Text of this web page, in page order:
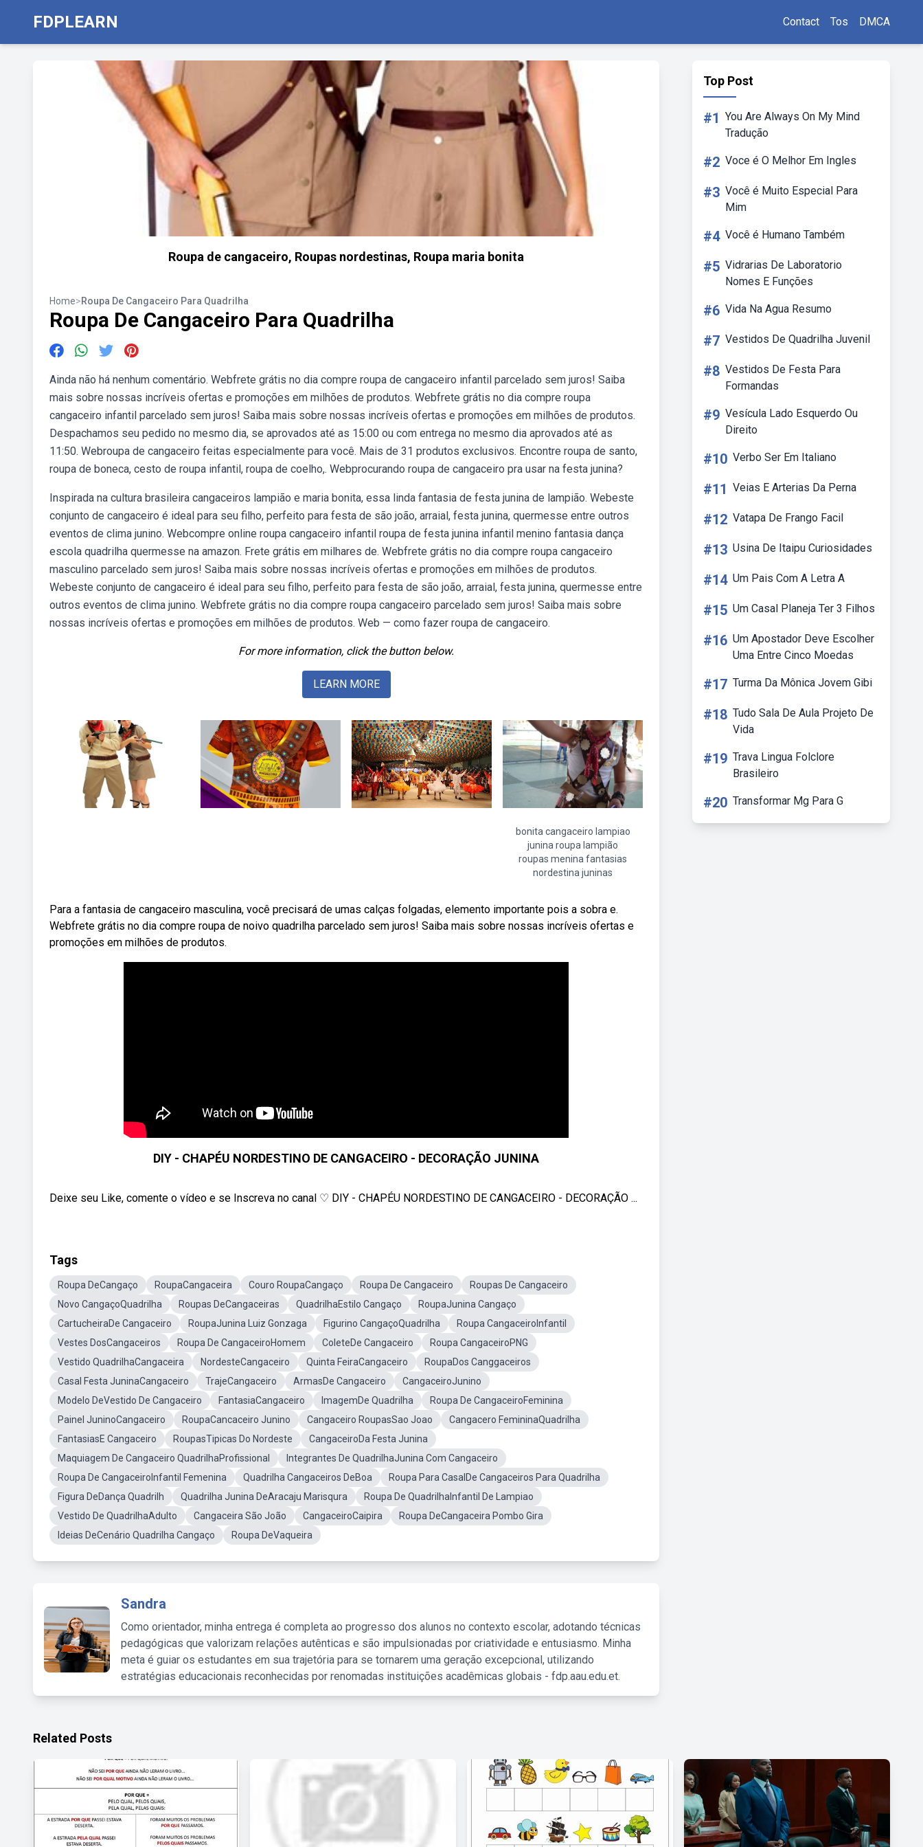
FDPLEARN Contact Tos DMCA
Roupa de cangaceiro, Roupas nordestinas, Roupa maria bonita
Home>Roupa De Cangaceiro Para Quadrilha
Roupa De Cangaceiro Para Quadrilha
Ainda não há nenhum comentário. Webfrete grátis no dia compre roupa de cangaceiro infantil parcelado sem juros! Saiba
mais sobre nossas incríveis ofertas e promoções em milhões de produtos. Webfrete grátis no dia compre roupa
cangaceiro infantil parcelado sem juros! Saiba mais sobre nossas incríveis ofertas e promoções em milhões de produtos.
Despachamos seu pedido no mesmo dia, se aprovados até as 15:00 ou com entrega no mesmo dia aprovados até as
11:50. Webroupa de cangaceiro feitas especialmente para você. Mais de 31 produtos exclusivos. Encontre roupa de santo,
roupa de boneca, cesto de roupa infantil, roupa de coelho,. Webprocurando roupa de cangaceiro pra usar na festa junina?
Inspirada na cultura brasileira cangaceiros lampião e maria bonita, essa linda fantasia de festa junina de lampião. Webeste
conjunto de cangaceiro é ideal para seu filho, perfeito para festa de são joão, arraial, festa junina, quermesse entre outros
eventos de clima junino. Webcompre online roupa cangaceiro infantil roupa de festa junina infantil menino fantasia dança
escola quadrilha quermesse na amazon. Frete grátis em milhares de. Webfrete grátis no dia compre roupa cangaceiro
masculino parcelado sem juros! Saiba mais sobre nossas incríveis ofertas e promoções em milhões de produtos.
Webeste conjunto de cangaceiro é ideal para seu filho, perfeito para festa de são joão, arraial, festa junina, quermesse entre
outros eventos de clima junino. Webfrete grátis no dia compre roupa cangaceiro parcelado sem juros! Saiba mais sobre
nossas incríveis ofertas e promoções em milhões de produtos. Web — como fazer roupa de cangaceiro.
For more information, click the button below.
LEARN MORE
bonita cangaceiro lampiao
junina roupa lampião
roupas menina fantasias
nordestina juninas
Para a fantasia de cangaceiro masculina, você precisará de umas calças folgadas, elemento importante pois a sobra e.
Webfrete grátis no dia compre roupa de noivo quadrilha parcelado sem juros! Saiba mais sobre nossas incríveis ofertas e
promoções em milhões de produtos.
DIY - CHAPÉU NORDESTINO DE CANGACEIRO - DECORAÇÃO JUNINA
Deixe seu Like, comente o vídeo e se Inscreva no canal ♡ DIY - CHAPÉU NORDESTINO DE CANGACEIRO - DECORAÇÃO ...
Tags
Roupa DeCangaço RoupaCangaceira Couro RoupaCangaço Roupa De Cangaceiro
Roupas De Cangaceiro
Novo CangaçoQuadrilha
Roupas DeCangaceiras QuadrilhaEstilo Cangaço
RoupaJunina Cangaço
CartucheiraDe Cangaceiro
RoupaJunina Luiz Gonzaga Figurino CangaçoQuadrilha
Roupa CangaceiroInfantil
Vestes DosCangaceiros
Roupa De CangaceiroHomem ColeteDe Cangaceiro
Roupa CangaceiroPNG
Vestido QuadrilhaCangaceira
NordesteCangaceiro Quinta FeiraCangaceiro
RoupaDos Canggaceiros
Casal Festa JuninaCangaceiro
TrajeCangaceiro ArmasDe Cangaceiro
CangaceiroJunino
Modelo DeVestido De Cangaceiro
FantasiaCangaceiro ImagemDe Quadrilha
Roupa De CangaceiroFeminina
Painel JuninoCangaceiro
RoupaCancaceiro Junino Cangaceiro RoupasSao Joao
Cangacero FemininaQuadrilha
FantasiasE Cangaceiro
RoupasTipicas Do Nordeste
CangaceiroDa Festa Junina
Maquiagem De Cangaceiro QuadrilhaProfissional
Integrantes De QuadrilhaJunina Com Cangaceiro
Roupa De CangaceiroInfantil Femenina
Quadrilha Cangaceiros DeBoa
Roupa Para CasalDe Cangaceiros Para Quadrilha
Figura DeDança Quadrilh
Quadrilha Junina DeAracaju Marisqura
Roupa De QuadrilhaInfantil De Lampiao
Vestido De QuadrilhaAdulto
Cangaceira São João CangaceiroCaipira
Roupa DeCangaceira Pombo Gira
Ideias DeCenário Quadrilha Cangaço
Roupa DeVaqueira
Sandra
Como orientador, minha entrega é completa ao progresso dos alunos no contexto escolar, adotando técnicas
pedagógicas que valorizam relações autênticas e são impulsionadas por criatividade e entusiasmo. Minha
meta é guiar os estudantes em sua trajetória para se tornarem uma geração excepcional, utilizando
estratégias educacionais reconhecidas por renomadas instituições acadêmicas globais - fdp.aau.edu.et.
Top Post
#1 You Are Always On My Mind
Tradução
#2 Voce é O Melhor Em Ingles
#3 Você é Muito Especial Para
Mim
#4 Você é Humano Também
#5 Vidrarias De Laboratorio
Nomes E Funções
#6 Vida Na Agua Resumo
#7 Vestidos De Quadrilha Juvenil
#8 Vestidos De Festa Para
Formandas
#9 Vesícula Lado Esquerdo Ou
Direito
#10 Verbo Ser Em Italiano
#11 Veias E Arterias Da Perna
#12 Vatapa De Frango Facil
#13 Usina De Itaipu Curiosidades
#14 Um Pais Com A Letra A
#15 Um Casal Planeja Ter 3 Filhos
#16 Um Apostador Deve Escolher
Uma Entre Cinco Moedas
#17 Turma Da Mônica Jovem Gibi
#18 Tudo Sala De Aula Projeto De
Vida
#19 Trava Lingua Folclore
Brasileiro
#20 Transformar Mg Para G
Related Posts